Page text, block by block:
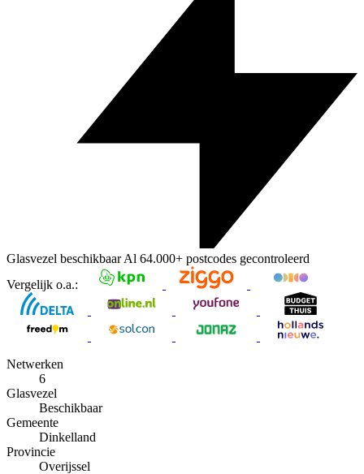
Glasvezel beschikbaarAl 64.000+ postcodes gecontroleerd
Vergelijk o.a.:
Netwerken
6
Glasvezel
Beschikbaar
Gemeente
Dinkelland
Provincie
Overijssel